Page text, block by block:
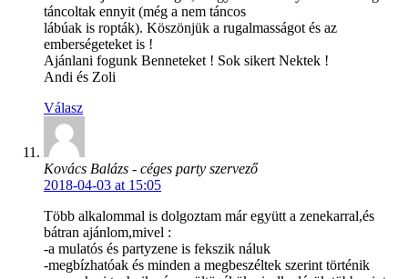
táncoltak ennyit (még a nem táncos
lábúak is ropták). Köszönjük a rugalmasságot és az
emberségeteket is !
Ajánlani fogunk Benneteket ! Sok sikert Nektek !
Andi és Zoli
Válasz
Kovács Balázs - céges party szervező
2018-04-03 at 15:05
Több alkalommal is dolgoztam már együtt a zenekarral,és
bátran ajánlom,mivel :
-a mulatós és partyzene is fekszik náluk
-megbízhatóak és minden a megbeszéltek szerint történik